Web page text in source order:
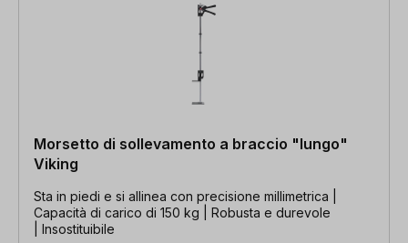
Morsetto di sollevamento a braccio "lungo"
Viking
Sta in piedi e si allinea con precisione millimetrica |
Capacità di carico di 150 kg | Robusta e durevole
| Insostituibile